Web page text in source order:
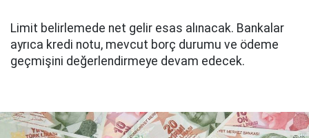
Limit belirlemede net gelir esas alınacak. Bankalar
ayrıca kredi notu, mevcut borç durumu ve ödeme
geçmişini değerlendirmeye devam edecek.